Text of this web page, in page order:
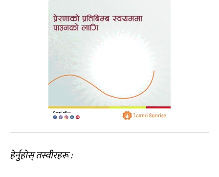
हेर्नुहोस् तस्वीरहरू :